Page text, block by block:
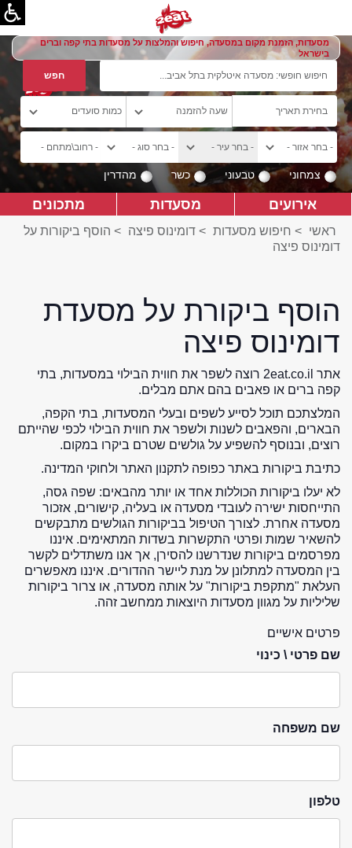
מסעדות, הזמנת מקום במסעדה, חיפוש והמלצות על מסעדות בתי קפה וברים
בישראל
צמחוני טבעוני כשר מהדרין
אירועים מסעדות מתכונים
ראשי > חיפוש מסעדות > דומינוס פיצה > הוסף ביקורות על
דומינוס פיצה
הוסף ביקורת על מסעדת
דומינוס פיצה
אתר 2eat.co.il רוצה לשפר את חווית הבילוי במסעדות, בתי
קפה ברים או פאבים בהם אתם מבלים.
המלצתכם תוכל לסייע לשפים ובעלי המסעדות, בתי הקפה,
הבארים, והפאבים לשנות ולשפר את חווית הבילוי לכפי שהייתם
רוצים, ובנוסף להשפיע על גולשים שטרם ביקרו במקום.
כתיבת ביקורות באתר כפופה לתקנון האתר ולחוקי המדינה.
לא יעלו ביקורות הכוללות אחד או יותר מהבאים: שפה גסה,
התייחסות ישירה לעובדי מסעדה או בעליה, קישורים, אזכור
מסעדה אחרת. לצורך הטיפול בביקורות הגולשים מתבקשים
להשאיר שמות ופרטי התקשרות בשדות המתאימים. איננו
מפרסמים ביקורות שנדרשנו להסירן, אך אנו משתדלים לקשר
בין המסעדה למתלונן על מנת ליישר ההדורים. איננו מאפשרים
העלאת "מתקפת ביקורות" על אותה מסעדה, או צרור ביקורות
שליליות על מגוון מסעדות היוצאות ממחשב זהה.
פרטים אישיים
שם פרטי \ כינוי
שם משפחה
טלפון